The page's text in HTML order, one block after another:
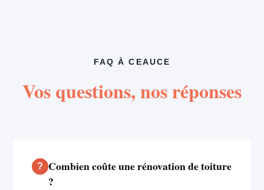
FAQ À CEAUCE
Vos questions, nos réponses
Combien coûte une rénovation de toiture
?